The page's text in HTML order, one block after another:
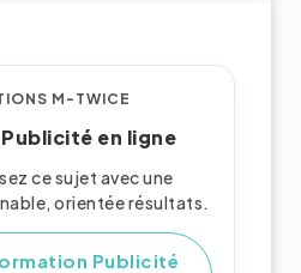
M-TWICE
en ligne
ce sujet avec une
orientée résultats.
Publicité